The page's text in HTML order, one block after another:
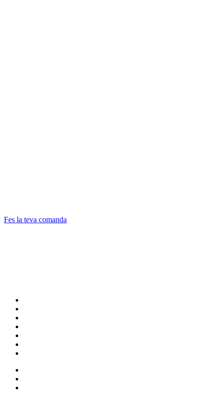
Fes la teva comanda